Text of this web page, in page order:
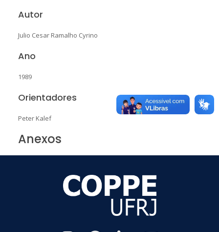
Autor
Julio Cesar Ramalho Cyrino
Ano
1989
Orientadores
Peter Kalef
Anexos